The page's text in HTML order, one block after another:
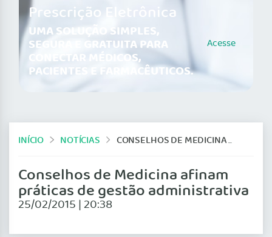
Prescrição Eletrônica
UMA SOLUÇÃO SIMPLES,
SEGURA E GRATUITA PARA
CONECTAR MÉDICOS,
PACIENTES E FARMACÊUTICOS.
Acesse
INÍCIO NOTÍCIAS CONSELHOS DE MEDICINA AFINAM PRÁTICAS DE GESTÃO ADMINISTRATIVA
Conselhos de Medicina afinam
práticas de gestão administrativa
25/02/2015 | 20:38